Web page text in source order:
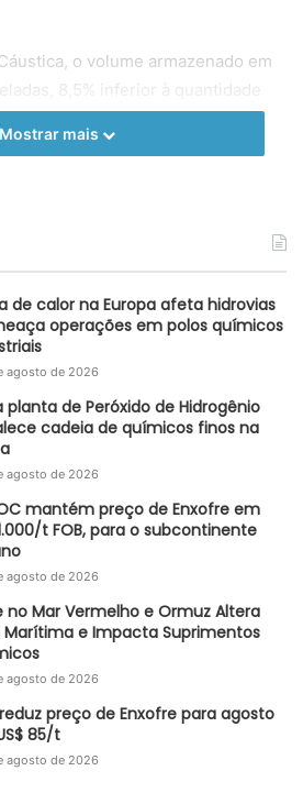
o volume armazenado em
8,5% inferior à quantidade
abaixo do visto em novembro de
é possível notar a recuperação do
GlobalKem | 10 de janeiro de 2024
cloro Cloro-álcalis
estoques
cáustica UE
Mostrar mais
de calor na Europa afeta hidrovias
operações em polos químicos
agosto de 2026
planta de Peróxido de Hidrogênio
cadeia de químicos finos na
agosto de 2026
mantém preço de Enxofre em
t FOB, para o subcontinente
agosto de 2026
no Mar Vermelho e Ormuz Altera
Marítima e Impacta Suprimentos
agosto de 2026
reduz preço de Enxofre para agosto
85/t
agosto de 2026